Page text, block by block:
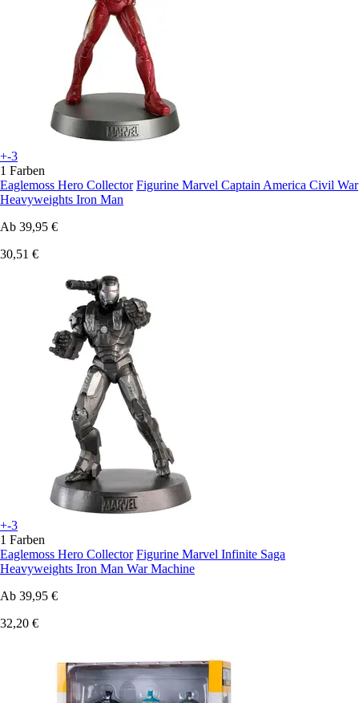
+-3
1 Farben
Eaglemoss Hero Collector Figurine Marvel Captain America Civil War
Heavyweights Iron Man
Ab 39,95 €
30,51 €
+-3
1 Farben
Eaglemoss Hero Collector Figurine Marvel Infinite Saga
Heavyweights Iron Man War Machine
Ab 39,95 €
32,20 €